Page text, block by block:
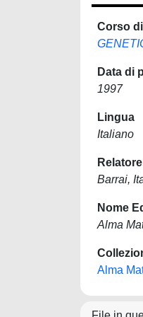
Corso
Data di
1997
Lingua
Italiano
Barrai,
Nome
Alma
Alma